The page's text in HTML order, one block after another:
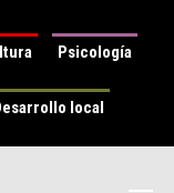
Psicología
local